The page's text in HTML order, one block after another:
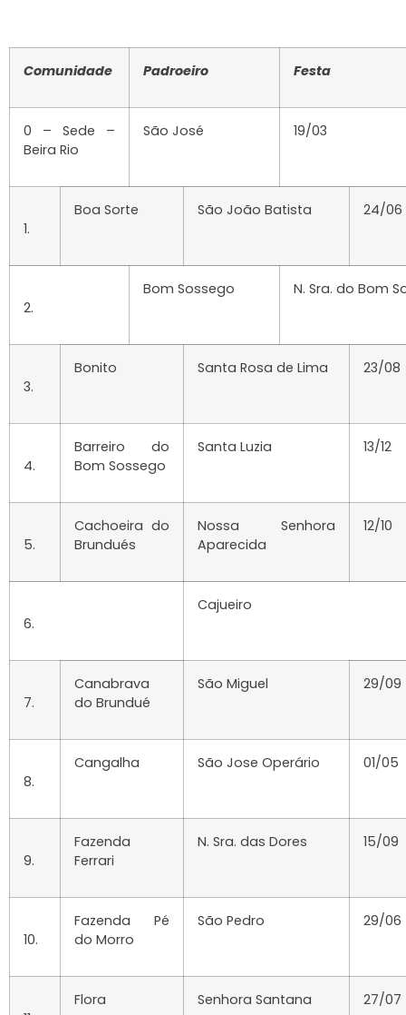
Comunidade Padroeiro Festa
0 – Sede –
Beira Rio
São José 19/03
1.
Boa Sorte São João Batista 24/06
2.
Bom Sossego N. Sra. do Bom
3.
Bonito Santa Rosa de Lima 23/08
4.
Barreiro do
Bom Sossego
Santa Luzia 13/12
5.
Cachoeira do
Brundués
Nossa Senhora
Aparecida
12/10
6.
Cajueiro
7.
Canabrava
do Brundué
São Miguel 29/09
8.
Cangalha São Jose Operário 01/05
9.
Fazenda
Ferrari
N. Sra. das Dores 15/09
10.
Fazenda Pé
do Morro
São Pedro 29/06
Flora Senhora Santana 27/07